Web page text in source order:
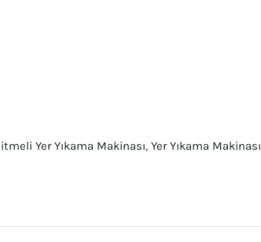
itmeli Yer Yıkama Makinası, Yer Yıkama Makinası